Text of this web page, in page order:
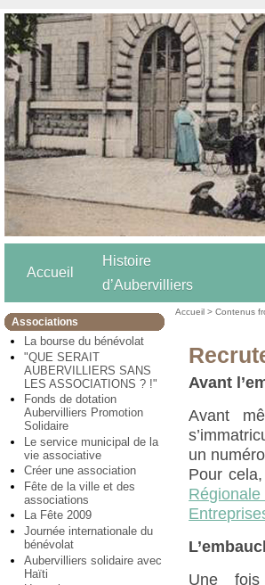
Accueil
Histoire
d’Aubervilliers
Associations
La bourse du bénévolat
"QUE SERAIT
AUBERVILLIERS SANS
LES ASSOCIATIONS ? !"
Fonds de dotation
Aubervilliers Promotion
Solidaire
Le service municipal de la
vie associative
Créer une association
Fête de la ville et des
associations
La Fête 2009
Journée internationale du
bénévolat
Aubervilliers solidaire avec
Haïti
Accueil >Contenus
Avant
Avant
un
Pour
Une fois